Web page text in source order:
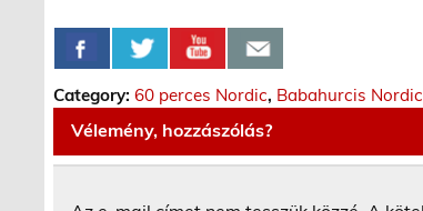
Category:60 perces Nordic, Babahurcis Nordic
Vélemény, hozzászólás?